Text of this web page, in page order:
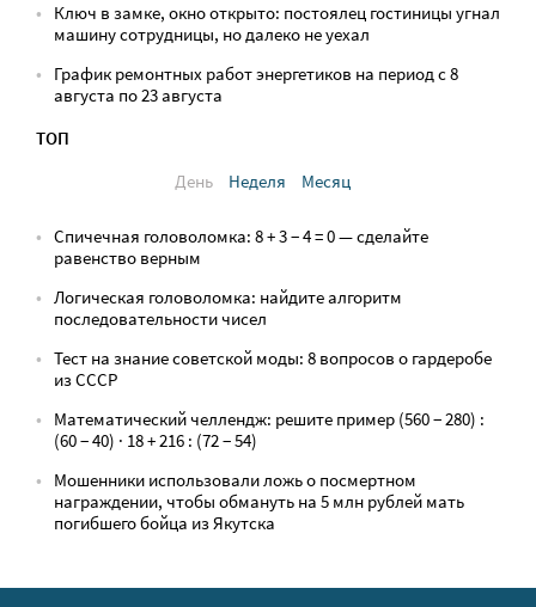
Ключ в замке, окно открыто: постоялец гостиницы угнал
машину сотрудницы, но далеко не уехал
График ремонтных работ энергетиков на период с 8
августа по 23 августа
ТОП
День
Неделя Месяц
Спичечная головоломка: 8 + 3 − 4 = 0 — сделайте
равенство верным
Логическая головоломка: найдите алгоритм
последовательности чисел
Тест на знание советской моды: 8 вопросов о гардеробе
из СССР
Математический челлендж: решите пример (560 − 280) :
(60 − 40) · 18 + 216 : (72 − 54)
Мошенники использовали ложь о посмертном
награждении, чтобы обмануть на 5 млн рублей мать
погибшего бойца из Якутска